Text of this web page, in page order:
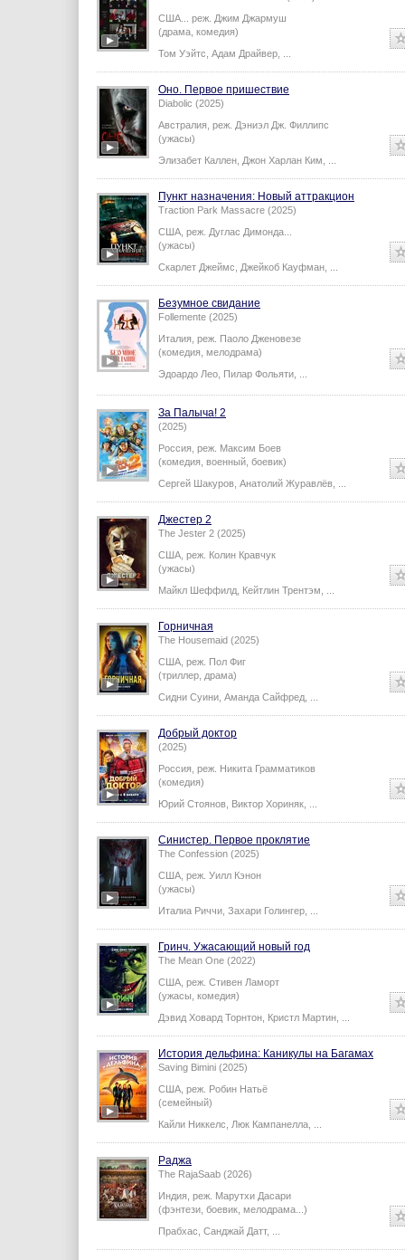
США... реж. Джим Джармуш
(драма, комедия)
Том Уэйтс Адам Драйвер
Оно. Первое пришествие
Diabolic (2025)
Австралия, реж. Дэниэл Дж. Филлипс
(ужасы)
Элизабет Каллен Джон Харлан Ким
Пункт назначения: Новый аттракцион
Traction Park Massacre (2025)
США, реж. Дуглас Димонда
(ужасы)
Скарлет Джеймс
Джейкоб Кауфман
Безумное свидание
Follemente (2025)
Италия, реж. Паоло Дженовезе
(комедия, мелодрама)
Эдоардо Лео Пилар Фольяти
За Палыча! 2
(2025)
Россия, реж. Максим Боев
(комедия, военный, боевик)
Сергей Шакуров Анатолий Журавлёв
Джестер 2
The Jester 2 (2025)
США, реж. Колин Кравчук
(ужасы)
Майкл Шеффилд Кейтлин Трентэм
Горничная
The Housemaid (2025)
США, реж. Пол Фиг
(триллер, драма)
Сидни Суини Аманда Сайфред
Добрый доктор
(2025)
Россия, реж. Никита Грамматиков
(комедия)
Юрий Стоянов Виктор Хориняк
Синистер. Первое проклятие
The Confession (2025)
США, реж. Уилл Кэнон
(ужасы)
Италиа Риччи Захари Голингер
Гринч. Ужасающий новый год
The Mean One (2022)
США, реж. Стивен Ламорт
(ужасы, комедия)
Дэвид Ховард Торнтон Кристл Мартин
История дельфина: Каникулы на Багамах
Saving Bimini (2025)
США, реж. Робин Натьё
(семейный)
Кайли Никкелс
Люк Кампанелла
Раджа
The RajaSaab (2026)
Индия, реж. Марутхи Дасари
(фэнтези, боевик, мелодрама...)
Прабхас Санджай Датт,